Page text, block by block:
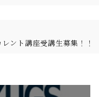
ント講座受講生募集！！